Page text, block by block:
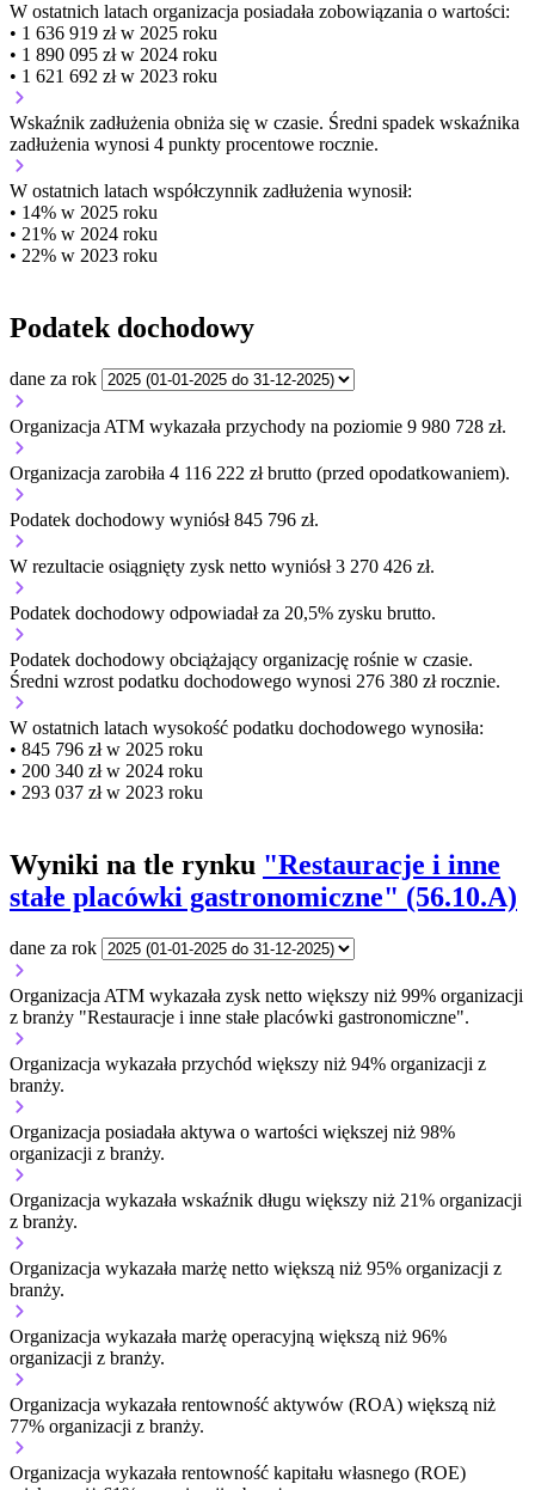
W ostatnich latach organizacja posiadała zobowiązania o wartości:
• 1 636 919 zł w 2025 roku
• 1 890 095 zł w 2024 roku
• 1 621 692 zł w 2023 roku
Wskaźnik zadłużenia obniża się w czasie. Średni spadek wskaźnika
zadłużenia wynosi 4 punkty procentowe rocznie.
W ostatnich latach współczynnik zadłużenia wynosił:
• 14% w 2025 roku
• 21% w 2024 roku
• 22% w 2023 roku
Podatek dochodowy
dane za rok
Organizacja ATM wykazała przychody na poziomie 9 980 728 zł.
Organizacja zarobiła 4 116 222 zł brutto (przed opodatkowaniem).
Podatek dochodowy wyniósł 845 796 zł.
W rezultacie osiągnięty zysk netto wyniósł 3 270 426 zł.
Podatek dochodowy odpowiadał za 20,5% zysku brutto.
Podatek dochodowy obciążający organizację rośnie w czasie.
Średni wzrost podatku dochodowego wynosi 276 380 zł rocznie.
W ostatnich latach wysokość podatku dochodowego wynosiła:
• 845 796 zł w 2025 roku
• 200 340 zł w 2024 roku
• 293 037 zł w 2023 roku
Wyniki na tle rynku "Restauracje i inne
stałe placówki gastronomiczne" (56.10.A)
dane za rok
Organizacja ATM wykazała zysk netto większy niż 99% organizacji
z branży "Restauracje i inne stałe placówki gastronomiczne".
Organizacja wykazała przychód większy niż 94% organizacji z
branży.
Organizacja posiadała aktywa o wartości większej niż 98%
organizacji z branży.
Organizacja wykazała wskaźnik długu większy niż 21% organizacji
z branży.
Organizacja wykazała marżę netto większą niż 95% organizacji z
branży.
Organizacja wykazała marżę operacyjną większą niż 96%
organizacji z branży.
Organizacja wykazała rentowność aktywów (ROA) większą niż
77% organizacji z branży.
Organizacja wykazała rentowność kapitału własnego (ROE)